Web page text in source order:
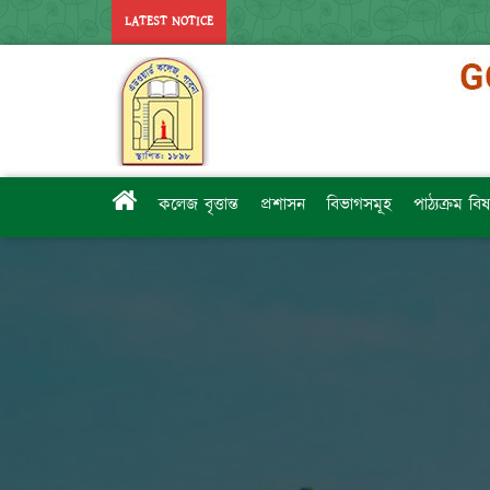
LATEST NOTICE
কলেজ বৃত্তান্ত প্রশাসন বিভাগসমূহ পাঠ্যক্রম